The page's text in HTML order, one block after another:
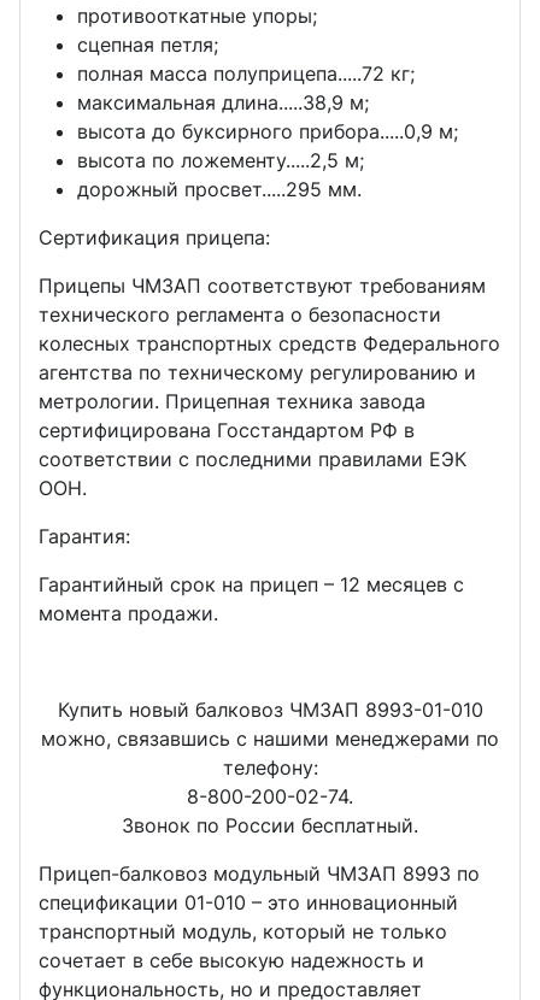
противооткатные упоры;
сцепная петля;
полная масса полуприцепа.....72 кг;
максимальная длина.....38,9 м;
высота до буксирного прибора.....0,9 м;
высота по ложементу.....2,5 м;
дорожный просвет.....295 мм.
Сертификация прицепа:
Прицепы ЧМЗАП соответствуют требованиям
технического регламента о безопасности
колесных транспортных средств Федерального
агентства по техническому регулированию и
метрологии. Прицепная техника завода
сертифицирована Госстандартом РФ в
соответствии с последними правилами ЕЭК
ООН.
Гарантия:
Гарантийный срок на прицеп – 12 месяцев с
момента продажи.
Купить новый балковоз ЧМЗАП 8993-01-010
можно, связавшись с нашими менеджерами по
телефону:
8-800-200-02-74.
Звонок по России бесплатный.
Прицеп-балковоз модульный ЧМЗАП 8993 по
спецификации 01-010 – это инновационный
транспортный модуль, который не только
сочетает в себе высокую надежность и
функциональность, но и предоставляет